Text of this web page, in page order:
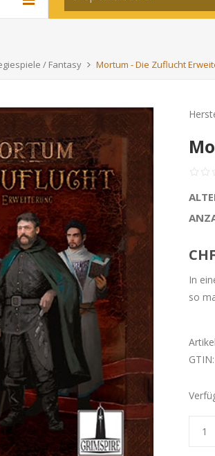
/ Fantasy Mortum - Die Zuflucht
In
so
GTIN: